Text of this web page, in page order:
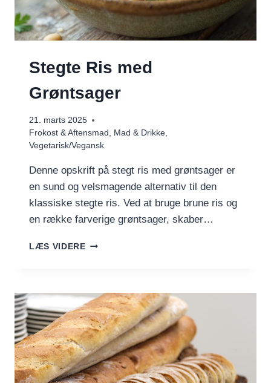
Stegte Ris med
Grøntsager
21. marts 2025
Frokost & Aftensmad , Mad & Drikke,
Vegetarisk/Vegansk
Denne opskrift på stegt ris med grøntsager er
en sund og velsmagende alternativ til den
klassiske stegte ris. Ved at bruge brune ris og
en række farverige grøntsager, skaber…
LÆS VIDERESTEGTE